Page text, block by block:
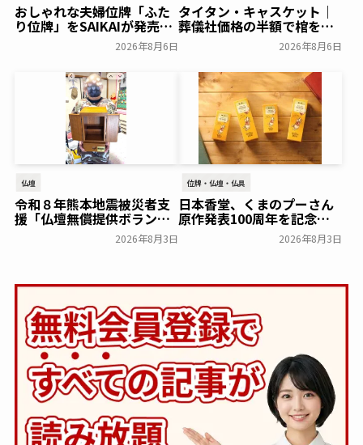
おしゃれな夫婦位牌「ふた
り位牌」をSAIKAIが発売～
2026年8月6日
タイタン・キャスケット｜
葬儀社価格の半額で棺を売
る「DTC型棺ビジネス」の
2026年8月6日
仏壇
令和８年熊本地震被災者支
援「仏壇無償提供ボランテ
ィア」開始！～輪島漆器仏
2026年8月3日
位牌・仏壇・仏具
日本香堂、くまのプーさん
原作発表100周年を記念し
「＜ディズニー＞インセン
ス ひだまりの森の香り」を
2026年8月3日